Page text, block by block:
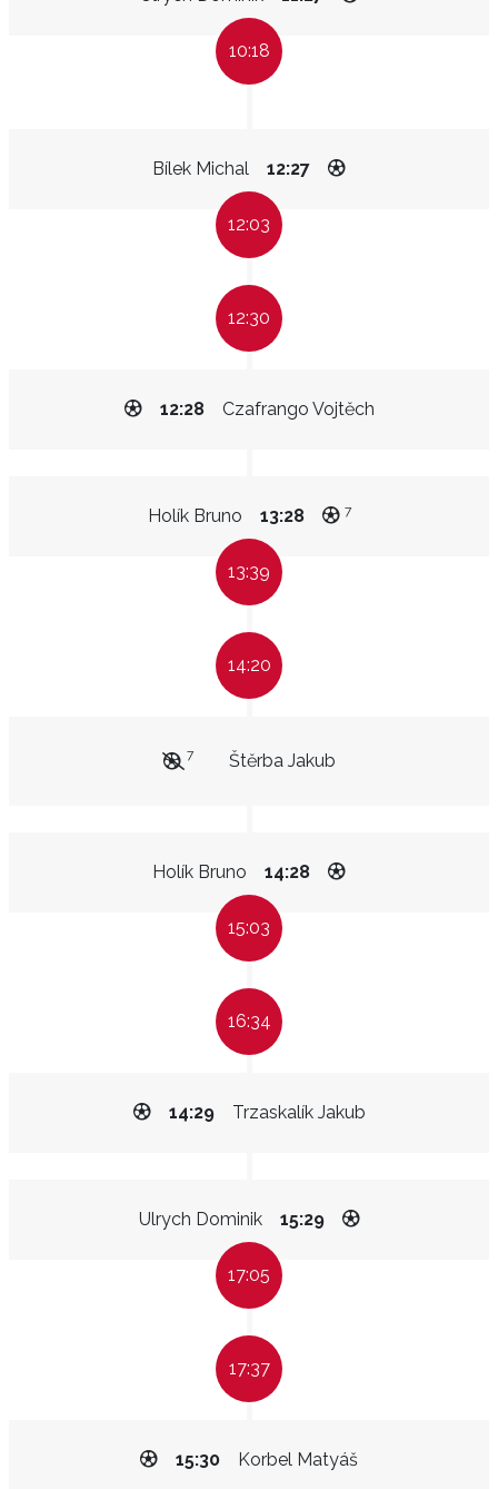
10:18
Bílek Michal 12:27
12:03
12:30
Czafrango Vojtěch
12:28
Holík Bruno 13:28 7
13:39
14:20
Štěrba Jakub
7
Holík Bruno 14:28
15:03
16:34
Trzaskalík Jakub
14:29
Ulrych Dominik 15:29
17:05
17:37
Korbel Matyáš
15:30